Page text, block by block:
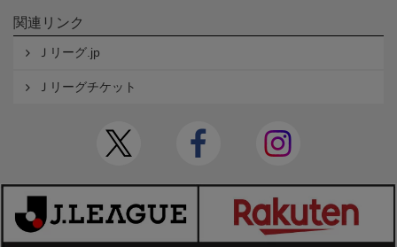
関連リンク
Ｊリーグ.jp
Ｊリーグチケット